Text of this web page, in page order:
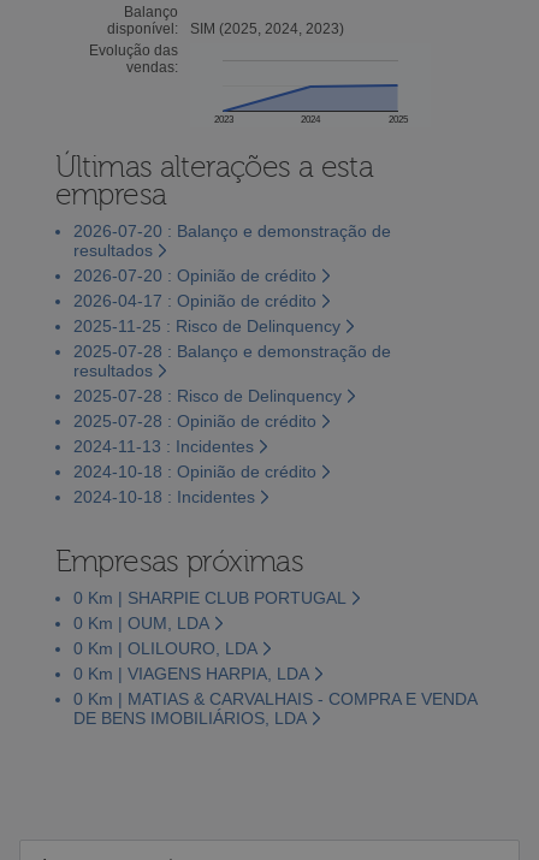
Balanço
disponível:
SIM (2025, 2024, 2023)
Evolução das
vendas:
2023 2024 2025
Últimas alterações a esta
empresa
2026-07-20 : Balanço e demonstração de
resultados
2026-07-20 : Opinião de crédito
2026-04-17 : Opinião de crédito
2025-11-25 : Risco de Delinquency
2025-07-28 : Balanço e demonstração de
resultados
2025-07-28 : Risco de Delinquency
2025-07-28 : Opinião de crédito
2024-11-13 : Incidentes
2024-10-18 : Opinião de crédito
2024-10-18 : Incidentes
Empresas próximas
0 Km | SHARPIE CLUB PORTUGAL
0 Km | OUM, LDA
0 Km | OLILOURO, LDA
0 Km | VIAGENS HARPIA, LDA
0 Km | MATIAS & CARVALHAIS - COMPRA E VENDA
DE BENS IMOBILIÁRIOS, LDA